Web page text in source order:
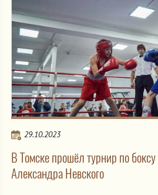
29.10.2023
В Томске прошёл турнир по боксу
Александра Невского